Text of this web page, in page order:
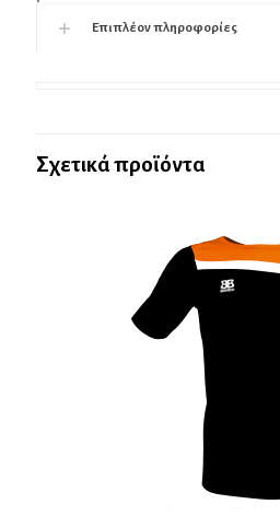
Επιπλέον πληροφορίες
Σχετικά προϊόντα